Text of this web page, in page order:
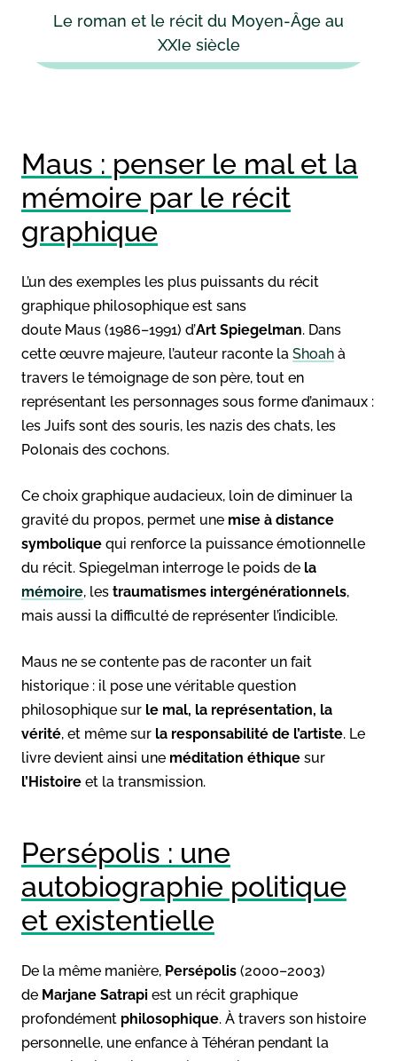
Le roman et le récit du Moyen-Âge au
XXIe siècle
Maus : penser le mal et la
mémoire par le récit
graphique
L’un des exemples les plus puissants du récit
graphique philosophique est sans
doute Maus (1986–1991) d’Art Spiegelman. Dans
cette œuvre majeure, l’auteur raconte la Shoah à
travers le témoignage de son père, tout en
représentant les personnages sous forme d’animaux :
les Juifs sont des souris, les nazis des chats, les
Polonais des cochons.
Ce choix graphique audacieux, loin de diminuer la
gravité du propos, permet une mise à distance
symbolique qui renforce la puissance émotionnelle
du récit. Spiegelman interroge le poids de la
mémoire, les traumatismes intergénérationnels,
mais aussi la difficulté de représenter l’indicible.
Maus ne se contente pas de raconter un fait
historique : il pose une véritable question
philosophique sur le mal, la représentation, la
vérité, et même sur la responsabilité de l’artiste. Le
livre devient ainsi une méditation éthique sur
l’Histoire et la transmission.
Persépolis : une
autobiographie politique
et existentielle
De la même manière, Persépolis (2000–2003)
de Marjane Satrapi est un récit graphique
profondément philosophique. À travers son histoire
personnelle, une enfance à Téhéran pendant la